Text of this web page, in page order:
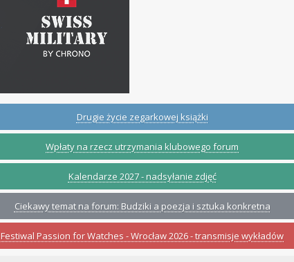
Drugie życie zegarkowej książki
Wpłaty na rzecz utrzymania klubowego forum
Kalendarze 2027 - nadsyłanie zdjęć
Ciekawy temat na forum: Budziki a poezja i sztuka konkretna
Festiwal Passion for Watches - Wrocław 2026 - transmisje wykładów